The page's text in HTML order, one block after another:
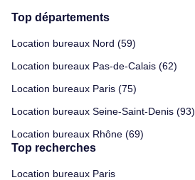
Top départements
Location bureaux Nord (59)
Location bureaux Pas-de-Calais (62)
Location bureaux Paris (75)
Location bureaux Seine-Saint-Denis (93)
Location bureaux Rhône (69)
Top recherches
Location bureaux Paris